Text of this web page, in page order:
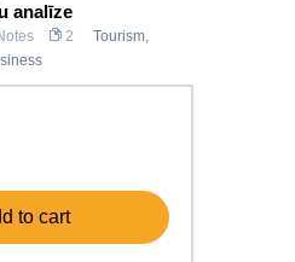
analīze
2
Tourism,
to cart